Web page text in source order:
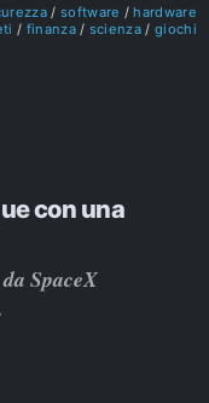
software
hardware
finanza scienza giochi
con una
SpaceX